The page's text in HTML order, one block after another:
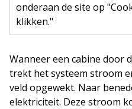
onderaan de site op
klikken."
Wanneer een cabine door
trekt het systeem stroom
veld opgewekt. Naar
elektriciteit. Deze stroom